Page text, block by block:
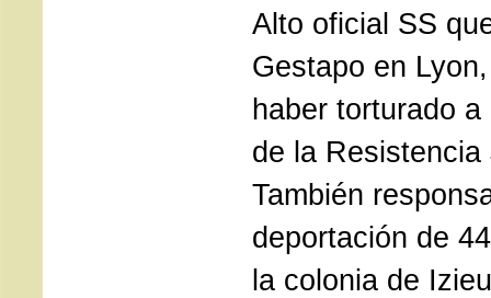
Alto oficial SS
Gestapo en
haber torturado
de la Resistencia
También
deportación de
la colonia de